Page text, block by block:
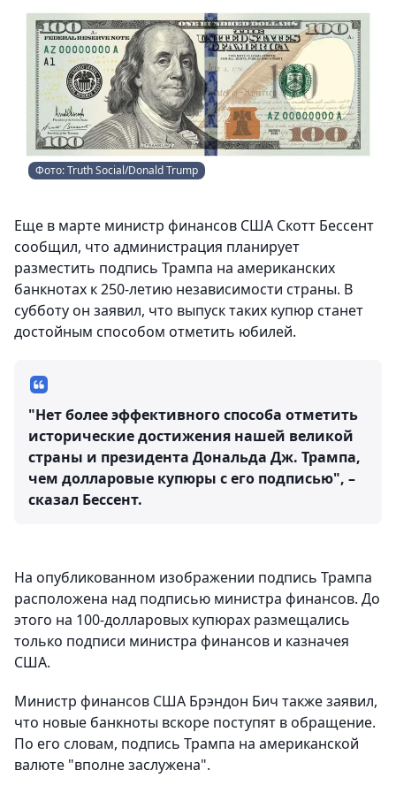
Фото: Truth Social/Donald Trump
Еще в марте министр финансов США Скотт Бессент
сообщил, что администрация планирует
разместить подпись Трампа на американских
банкнотах к 250-летию независимости страны. В
субботу он заявил, что выпуск таких купюр станет
достойным способом отметить юбилей.
"Нет более эффективного способа отметить
исторические достижения нашей великой
страны и президента Дональда Дж. Трампа,
чем долларовые купюры с его подписью", –
сказал Бессент.
На опубликованном изображении подпись Трампа
расположена над подписью министра финансов. До
этого на 100-долларовых купюрах размещались
только подписи министра финансов и казначея
США.
Министр финансов США Брэндон Бич также заявил,
что новые банкноты вскоре поступят в обращение.
По его словам, подпись Трампа на американской
валюте "вполне заслужена".